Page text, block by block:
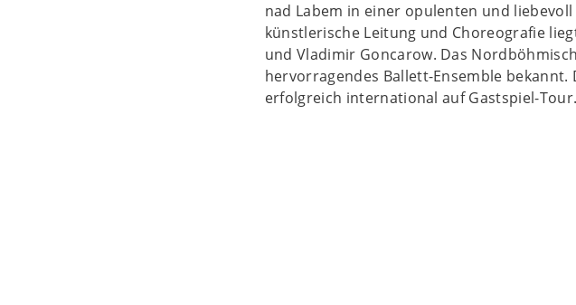
nad Labem in einer opulenten und
künstlerische Leitung und Choreografie
und Vladimir Goncarow. Das
hervorragendes Ballett-Ensemble bekannt.
erfolgreich international auf Gastspiel-Tour.